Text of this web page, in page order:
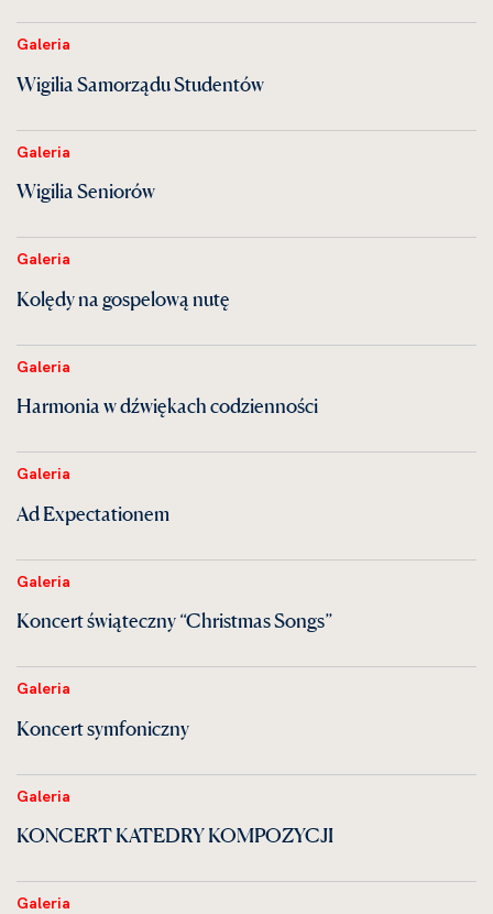
Galeria
Wigilia Samorządu Studentów
Galeria
Wigilia Seniorów
Galeria
Kolędy na gospelową nutę
Galeria
Harmonia w dźwiękach codzienności
Galeria
Ad Expectationem
Galeria
Koncert świąteczny “Christmas Songs”
Galeria
Koncert symfoniczny
Galeria
KONCERT KATEDRY KOMPOZYCJI
Galeria